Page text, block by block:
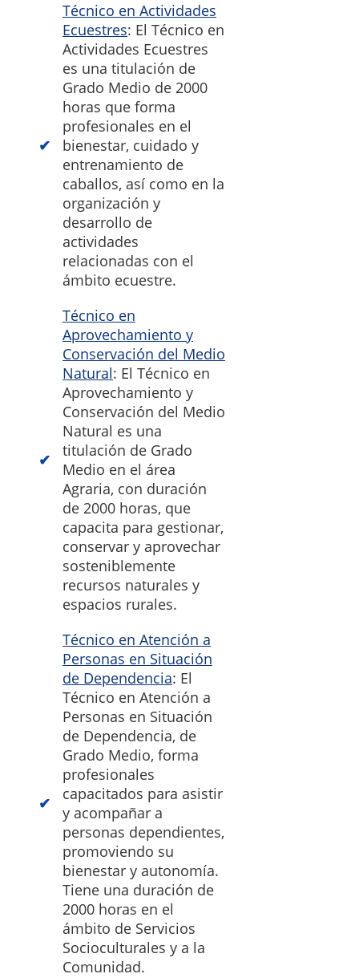
Técnico en Actividades
Ecuestres: El Técnico en
Actividades Ecuestres
es una titulación de
Grado Medio de 2000
horas que forma
profesionales en el
bienestar, cuidado y
entrenamiento de
caballos, así como en la
organización y
desarrollo de
actividades
relacionadas con el
ámbito ecuestre.
Técnico en
Aprovechamiento y
Conservación del Medio
Natural: El Técnico en
Aprovechamiento y
Conservación del Medio
Natural es una
titulación de Grado
Medio en el área
Agraria, con duración
de 2000 horas, que
capacita para gestionar,
conservar y aprovechar
sosteniblemente
recursos naturales y
espacios rurales.
Técnico en Atención a
Personas en Situación
de Dependencia: El
Técnico en Atención a
Personas en Situación
de Dependencia, de
Grado Medio, forma
profesionales
capacitados para asistir
y acompañar a
personas dependientes,
promoviendo su
bienestar y autonomía.
Tiene una duración de
2000 horas en el
ámbito de Servicios
Socioculturales y a la
Comunidad.